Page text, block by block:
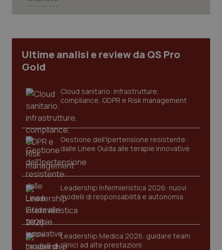
Ultime analisi e review da QS Pro
Gold
Cloud sanitario: infrastrutture,
compliance, GDPR e Risk management
Gestione dell'Ipertensione resistente:
dalle Linee Guida alle terapie innovative
Leadership Infermieristica 2026: nuovi
modelli di responsabilità e autonomia
Leadership Medica 2026: guidare team
clinici ad alte prestazioni
navigazione sulle pagine e l'accesso alle aree
funzionare correttamente senza questi cookie.
.youtube.com
CookieScriptConsent
CookieScript